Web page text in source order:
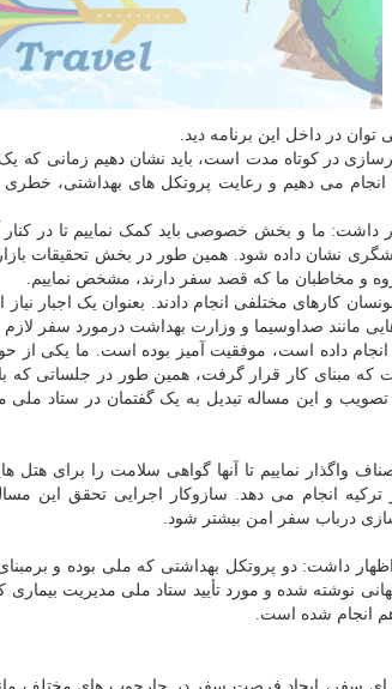
در داخل این برنامه دید.
در کوتاه مدت است، باید نشان دهیم زمانی که
می دهیم و رعایت پروتکل های بهداشتی، خطری
ما و بخش خصوصی باید کمک نماییم تا در کنار
نشان داده شود. همین طور در بخش تحقیقات بازار
و مخاطبان ما که قصد سفر دارند، مشخص نماییم.
کارهای مختلفی انجام دادند. بعنوان یک اجبار نیاز
مانند صداوسیما و وزارت بهداشت درمورد سفر
داده است، موفقیت آمیز بوده است. ما یکی از
که مبنای کار قرار گرفت، همین طور در جلساتی که
و این مساله تبدیل به یک گفتمان در ستاد ملی
واگذار نماییم تا آنها گواهی سلامت را برای هتل
انجام می دهد. سازوکار اجرایی تحقق این
درباب سفر امن بیشتر شود.
داشت: دو پروتکل بهداشتی که ملی بوده و برمبنای
نوشته شده و مورد تأیید ستاد ملی مدیریت بیماری